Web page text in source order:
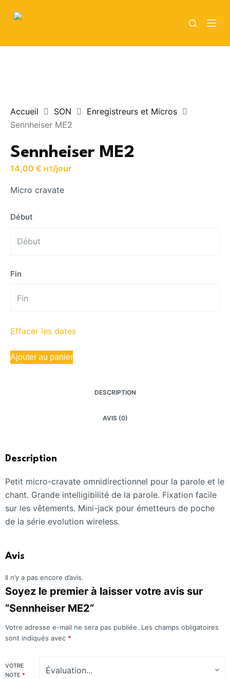
P
n
t
e
n
Accueil SON
Enregistreurs et Micros
Sennheiser ME2
Sennheiser ME2
14,00 € HT/jour
Micro cravate
Début
Fin
Effacer les dates
Ajouter au panier
DESCRIPTION
AVIS (0)
Description
Petit micro-cravate omnidirectionnel pour la parole et le
chant. Grande intelligibilité de la parole. Fixation facile
sur les vêtements. Mini-jack pour émetteurs de poche
de la série evolution wireless.
Avis
Il n’y a pas encore d’avis.
Soyez le premier à laisser votre avis sur
“Sennheiser ME2”
Votre adresse e-mail ne sera pas publiée. Les champs obligatoires
sont indiqués avec *
VOTRE
NOTE *